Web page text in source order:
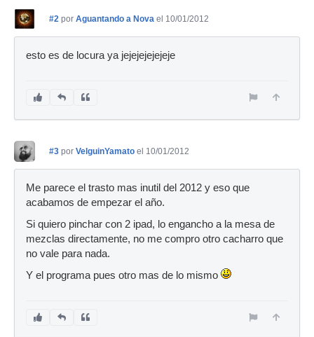
#2 por Aguantando a Nova el 10/01/2012
esto es de locura ya jejejejejejeje
#3 por VelguinYamato el 10/01/2012
Me parece el trasto mas inutil del 2012 y eso que
acabamos de empezar el año.
Si quiero pinchar con 2 ipad, lo engancho a la mesa de
mezclas directamente, no me compro otro cacharro que
no vale para nada.
Y el programa pues otro mas de lo mismo